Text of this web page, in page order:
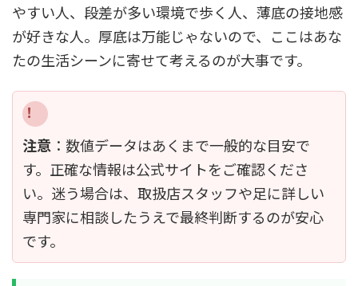
やすい人、段差が多い環境で歩く人、薄底の接地感
が好きな人。厚底は万能じゃないので、ここはあな
たの生活シーンに寄せて考えるのが大事です。
注意 ：数値データはあくまで一般的な目安で
す。正確な情報は公式サイトをご確認くださ
い。迷う場合は、取扱店スタッフや足に詳しい
専門家に相談したうえで最終判断するのが安心
です。